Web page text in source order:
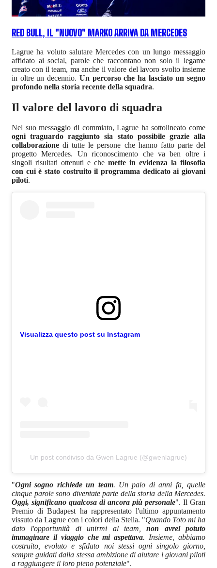
RED BULL, IL "NUOVO" MARKO ARRIVA DA MERCEDES
Lagrue ha voluto salutare Mercedes con un lungo messaggio
affidato ai social, parole che raccontano non solo il legame
creato con il team, ma anche il valore del lavoro svolto insieme
in oltre un decennio. Un percorso che ha lasciato un segno
profondo nella storia recente della squadra.
Il valore del lavoro di squadra
Nel suo messaggio di commiato, Lagrue ha sottolineato come
ogni traguardo raggiunto sia stato possibile grazie alla
collaborazione di tutte le persone che hanno fatto parte del
progetto Mercedes. Un riconoscimento che va ben oltre i
singoli risultati ottenuti e che mette in evidenza la filosofia
con cui è stato costruito il programma dedicato ai giovani
piloti.
Visualizza questo post su Instagram
Un post condiviso da Gwen Lagrue (@gwenlagrue)
"Ogni sogno richiede un team. Un paio di anni fa, quelle
cinque parole sono diventate parte della storia della Mercedes.
Oggi, significano qualcosa di ancora più personale". Il Gran
Premio di Budapest ha rappresentato l'ultimo appuntamento
vissuto da Lagrue con i colori della Stella. "Quando Toto mi ha
dato l'opportunità di unirmi al team,non avrei potuto
immaginare il viaggio che mi aspettava. Insieme, abbiamo
costruito, evoluto e sfidato noi stessi ogni singolo giorno,
sempre guidati dalla stessa ambizione di aiutare i giovani piloti
a raggiungere il loro pieno potenziale".